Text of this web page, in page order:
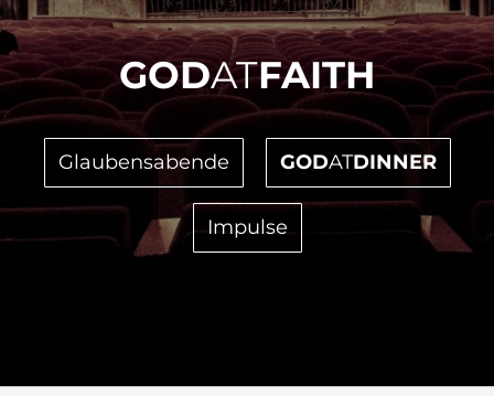
GODATFAITH
Glaubensabende GODATDINNER
Impulse